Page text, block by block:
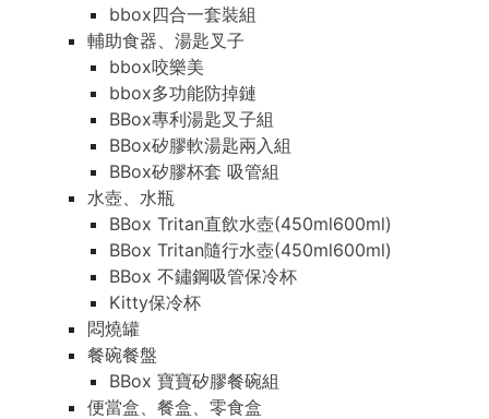
bbox四合一套裝組
輔助食器、湯匙叉子
bbox咬樂美
bbox多功能防掉鏈
BBox專利湯匙叉子組
BBox矽膠軟湯匙兩入組
BBox矽膠杯套 吸管組
水壺、水瓶
BBox Tritan直飲水壺(450ml600ml)
BBox Tritan隨行水壺(450ml600ml)
BBox 不鏽鋼吸管保冷杯
Kitty保冷杯
悶燒罐
餐碗餐盤
BBox 寶寶矽膠餐碗組
便當盒、餐盒、零食盒